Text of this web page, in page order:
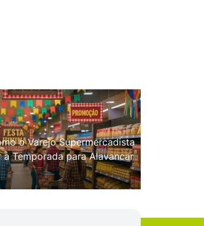
o Varejo Supermercadista
Temporada para Alavancar